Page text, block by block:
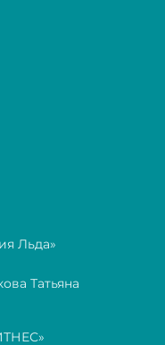
Льда»
Татьяна